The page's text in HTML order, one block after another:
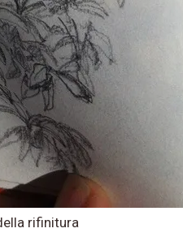
rifinitura